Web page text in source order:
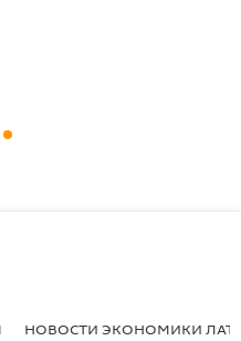
НОВОСТИ ЭКОНОМИКИ